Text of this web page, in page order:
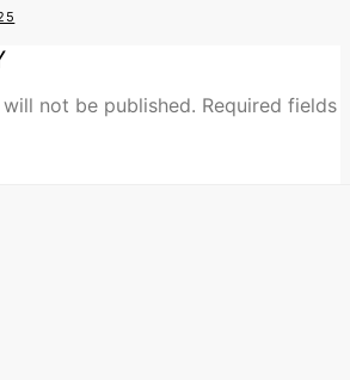
not be published. Required fields